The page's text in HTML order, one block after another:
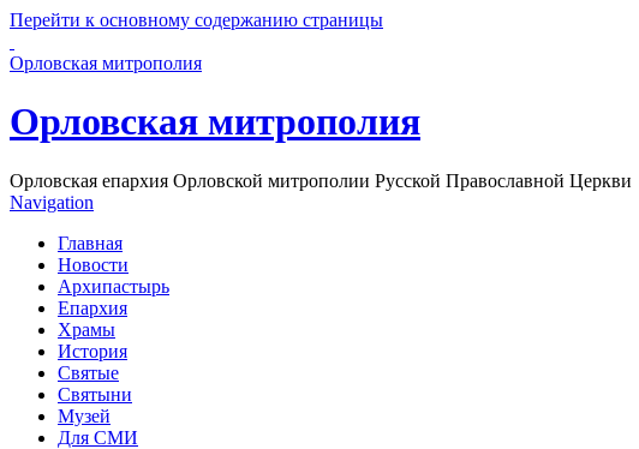
Перейти к основному содержанию страницы
Орловская митрополия
Орловская митрополия
Орловская епархия Орловской митрополии Русской Православной Церкви
Navigation
Главная
Новости
Архипастырь
Епархия
Храмы
История
Святые
Святыни
Музей
Для СМИ